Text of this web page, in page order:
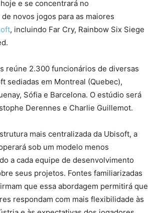
e se concentrará no
novos jogos para as maiores
, incluindo Far Cry, Rainbow Six Siege
reúne 2.300 funcionários de diversas
sediadas em Montreal (Quebec),
Sófia e Barcelona. O estúdio será
Derennes e Charlie Guillemot.
mais centralizada da Ubisoft, a
sob um modelo menos
a cada equipe de desenvolvimento
seus projetos. Fontes familiarizadas
que essa abordagem permitirá que
respondam com mais flexibilidade às